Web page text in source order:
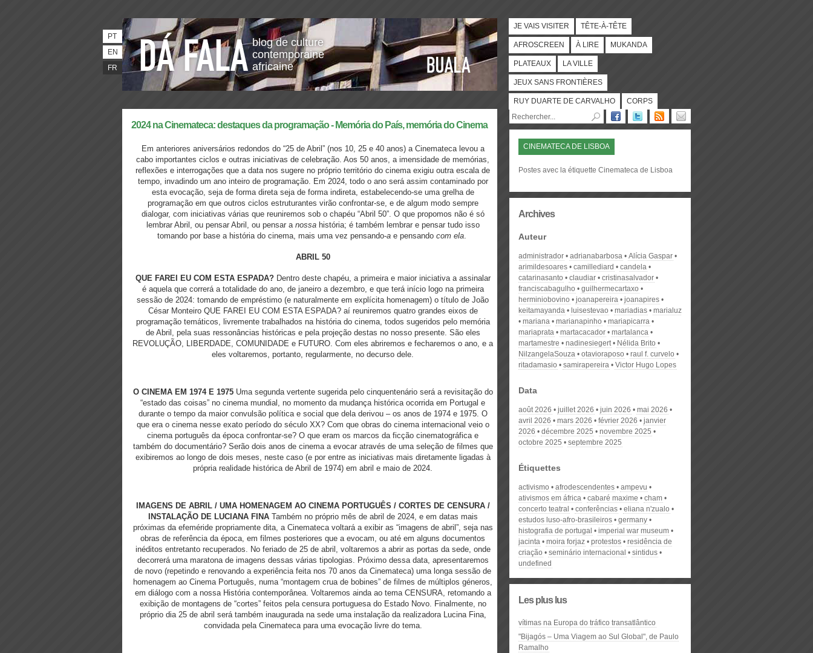
blog de culture
contemporaine
africaine
PT
EN
FR
JE VAIS VISITER TÊTE-À-TÊTE
AFROSCREEN À LIRE MUKANDA
PLATEAUX LA VILLE
JEUX SANS FRONTIÈRES
RUY DUARTE DE CARVALHO CORPS
2024 na Cinemateca: destaques da programação - Memória do País, memória do Cinema
Em anteriores aniversários redondos do “25 de Abril” (nos 10, 25 e 40 anos) a Cinemateca levou a
cabo importantes ciclos e outras iniciativas de celebração. Aos 50 anos, a imensidade de memórias,
reflexões e interrogações que a data nos sugere no próprio território do cinema exigiu outra escala de
tempo, invadindo um ano inteiro de programação. Em 2024, todo o ano será assim contaminado por
esta evocação, seja de forma direta seja de forma indireta, estabelecendo-se uma grelha de
programação em que outros ciclos estruturantes virão confrontar-se, e de algum modo sempre
dialogar, com iniciativas várias que reuniremos sob o chapéu “Abril 50”. O que propomos não é só
lembrar Abril, ou pensar Abril, ou pensar a nossahistória; é também lembrar e pensar tudo isso
tomando por base a história do cinema, mais uma vez pensando-a e pensando com ela.
ABRIL 50
QUE FAREI EU COM ESTA ESPADA?Dentro deste chapéu, a primeira e maior iniciativa a assinalar
é aquela que correrá a totalidade do ano, de janeiro a dezembro, e que terá início logo na primeira
sessão de 2024: tomando de empréstimo (e naturalmente em explícita homenagem) o título de João
César Monteiro QUE FAREI EU COM ESTA ESPADA? aí reuniremos quatro grandes eixos de
programação temáticos, livremente trabalhados na história do cinema, todos sugeridos pelo memória
de Abril, pela suas ressonâncias históricas e pela projeção destas no nosso presente. São eles
REVOLUÇÃO, LIBERDADE, COMUNIDADE e FUTURO. Com eles abriremos e fecharemos o ano, e a
eles voltaremos, portanto, regularmente, no decurso dele.
O CINEMA EM 1974 E 1975 Uma segunda vertente sugerida pelo cinquentenário será a revisitação do
“estado das coisas” no cinema mundial, no momento da mudança histórica ocorrida em Portugal e
durante o tempo da maior convulsão política e social que dela derivou – os anos de 1974 e 1975. O
que era o cinema nesse exato período do século XX? Com que obras do cinema internacional veio o
cinema português da época confrontar-se? O que eram os marcos da ficção cinematográfica e
também do documentário? Serão dois anos de cinema a evocar através de uma seleção de filmes que
exibiremos ao longo de dois meses, neste caso (e por entre as iniciativas mais diretamente ligadas à
própria realidade histórica de Abril de 1974) em abril e maio de 2024.
IMAGENS DE ABRIL / UMA HOMENAGEM AO CINEMA PORTUGUÊS / CORTES DE CENSURA /
INSTALAÇÃO DE LUCIANA FINA Também no próprio mês de abril de 2024, e em datas mais
próximas da efeméride propriamente dita, a Cinemateca voltará a exibir as “imagens de abril”, seja nas
obras de referência da época, em filmes posteriores que a evocam, ou até em alguns documentos
inéditos entretanto recuperados. No feriado de 25 de abril, voltaremos a abrir as portas da sede, onde
decorrerá uma maratona de imagens dessas várias tipologias. Próximo dessa data, apresentaremos
de novo (repetindo e renovando a experiência feita nos 70 anos da Cinemateca) uma longa sessão de
homenagem ao Cinema Português, numa “montagem crua de bobines” de filmes de múltiplos géneros,
em diálogo com a nossa História contemporânea. Voltaremos ainda ao tema CENSURA, retomando a
exibição de montagens de “cortes” feitos pela censura portuguesa do Estado Novo. Finalmente, no
próprio dia 25 de abril será também inaugurada na sede uma instalação da realizadora Lucina Fina,
convidada pela Cinemateca para uma evocação livre do tema.
CINEMATECA DE LISBOA
Postes avec la étiquette Cinemateca de Lisboa
Archives
Auteur
administrador adrianabarbosa
Alícia Gaspar
arimildesoares
camillediard
candela
catarinasanto
claudiar
cristinasalvador
franciscabagulho
guilhermecartaxo
herminiobovino
joanapereira
joanapires
keitamayanda
luisestevao mariadias
marialuz
mariana
marianapinho
mariapicarra
mariaprata
martacacador
martalanca
martamestre
nadinesiegert
Nélida Brito
NilzangelaSouza
otavioraposo
raul f. curvelo
ritadamasio
samirapereira Victor Hugo Lopes
Data
août 2026 juillet 2026 juin 2026
mai 2026
avril 2026
mars 2026 février 2026
janvier
2026
décembre 2025
novembre 2025
octobre 2025
septembre 2025
Étiquettes
activismo afrodescendentes
ampevu
ativismos em áfrica
cabaré maxime
cham
concerto teatral
conferências
eliana n'zualo
estudos luso-afro-brasileiros
germany
histografia de portugal
imperial war museum
jacinta
moira forjaz protestos
residência de
criação
seminário internacional
sintidus
undefined
Les plus lus
vítimas na Europa do tráfico transatlântico
"Bijagós – Uma Viagem ao Sul Global", de Paulo
Ramalho